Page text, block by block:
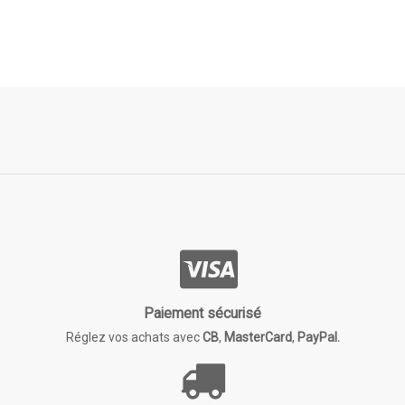
Paiement sécurisé
Réglez vos achats avecCB, MasterCard, PayPal.